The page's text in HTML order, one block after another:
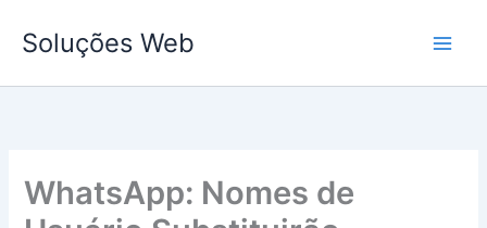
para
conteúdo
Soluções Web
WhatsApp: Nomes de